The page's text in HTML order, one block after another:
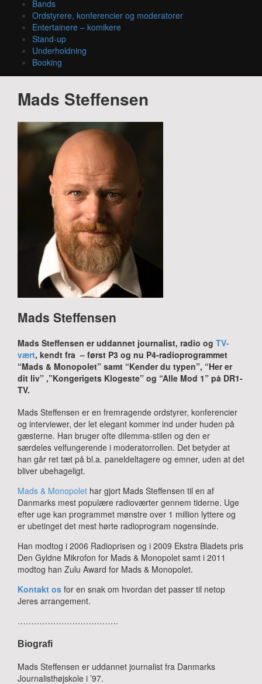
Bands
Ordstyrere, konferencier og moderatorer
Entertainere – komikere
Stand-up
Underholdning
Booking
Mads Steffensen
Mads Steffensen
Mads Steffensen er uddannet journalist, radio og TV-
vært, kendt fra – først P3 og nu P4-radioprogrammet
“Mads & Monopolet” samt “Kender du typen”, “Her er
dit liv” ,”Kongerigets Klogeste” og “Alle Mod 1” på DR1-
TV.
Mads Steffensen er en fremragende ordstyrer, konferencier
og interviewer, der let elegant kommer ind under huden på
gæsterne. Han bruger ofte dilemma-stilen og den er
særdeles velfungerende i moderatorrollen. Det betyder at
han går ret tæt på bl.a. paneldeltagere og emner, uden at det
bliver ubehageligt.
Mads & Monopolet har gjort Mads Steffensen til en af
Danmarks mest populære radioværter gennem tiderne. Uge
efter uge kan programmet mønstre over 1 million lyttere og
er ubetinget det mest hørte radioprogram nogensinde.
Han modtog i 2006 Radioprisen og i 2009 Ekstra Bladets pris
Den Gyldne Mikrofon for Mads & Monopolet samt i 2011
modtog han Zulu Award for Mads & Monopolet.
Kontakt os for en snak om hvordan det passer til netop
Jeres arrangement.
……………………………….
Biografi
Mads Steffensen er uddannet journalist fra Danmarks
Journalisthøjskole i ’97.